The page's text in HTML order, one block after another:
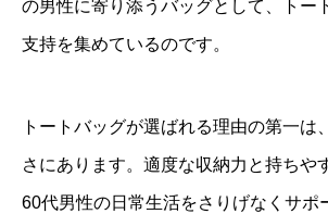
の男性に寄り添うバッグとして、トー
支持を集めているのです。
トートバッグが選ばれる理由の第一は
さにあります。適度な収納力と持ちや
60代男性の日常生活をさりげなくサポ